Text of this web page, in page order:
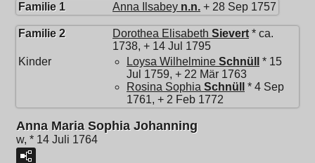
Familie 1 Anna Ilsabey n.n. + 28 Sep 1757
Familie 2 Dorothea Elisabeth Sievert * ca.
1738, + 14 Jul 1795
Kinder
Loysa Wilhelmine Schnüll
* 15
Jul 1759, + 22 Mär 1763
Rosina Sophia Schnüll
* 4 Sep
1761, + 2 Feb 1772
Anna Maria Sophia Johanning
w, * 14 Juli 1764